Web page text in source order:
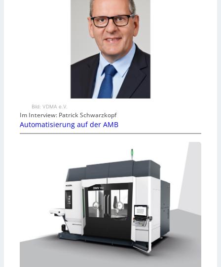
Bild: VDMA e.V.
Im Interview: Patrick Schwarzkopf
Automatisierung auf der AMB